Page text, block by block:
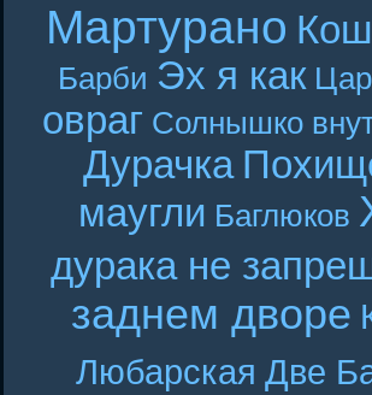
Мартурано
Барби Эх я как
овраг Солнышко
Дурачка
маугли Баглюков
дурака не
заднем дворе
Любарская Две